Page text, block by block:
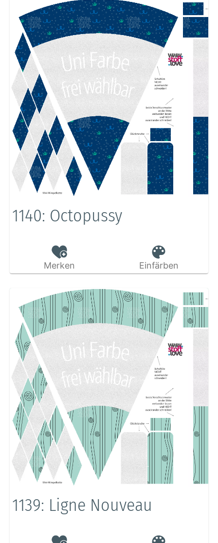
1140: Octopussy
Merken Einfärben
1139: Ligne Nouveau